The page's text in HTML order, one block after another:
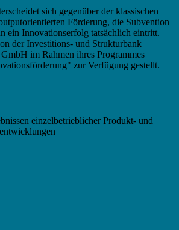
sich gegenüber der klassischen
Förderung, die Subvention
ein Innovationserfolg tatsächlich eintritt.
der Investitions- und Strukturbank
im Rahmen ihres Programmes
zur Verfügung gestellt.
einzelbetrieblicher Produkt- und